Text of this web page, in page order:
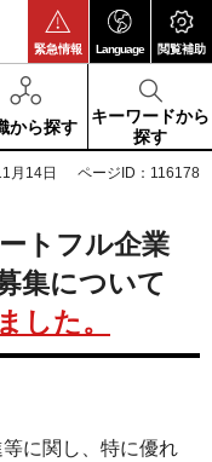
緊急情報 Language 閲覧補助
から探す
キーワードから
探す
月14日 ページID：116178
トフル企業
集について
した。
に関し、特に優れ